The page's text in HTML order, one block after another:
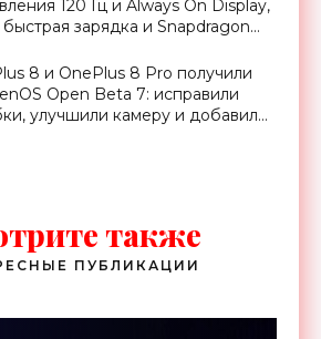
120 Гц и Always On Display,
быстрая зарядка и Snapdragon
8 и OnePlus 8 Pro получили
Open Beta 7: исправили
улучшили камеру и добавили
также
ПУБЛИКАЦИИ